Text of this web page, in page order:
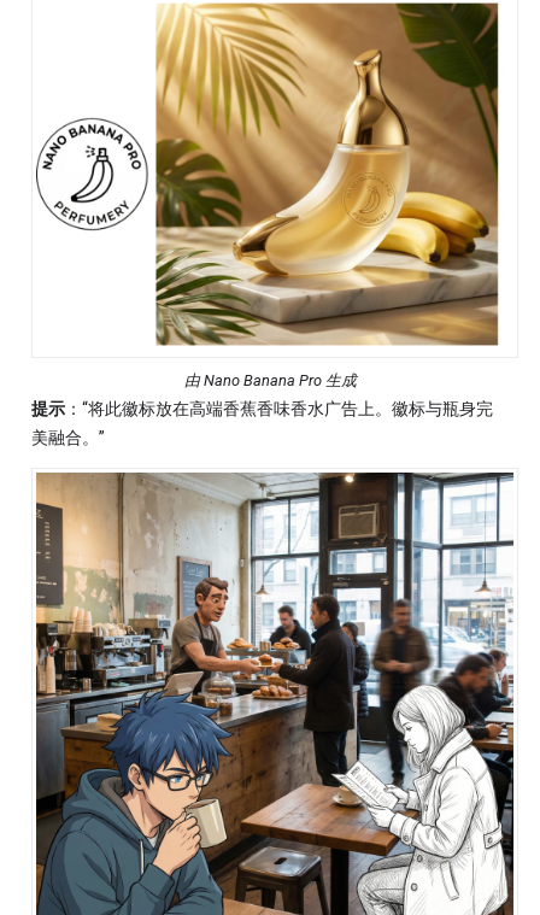
由 Nano Banana Pro 生成
提示 ：“将此徽标放在高端香蕉香味香水广告上。徽标与瓶身完
美融合。”